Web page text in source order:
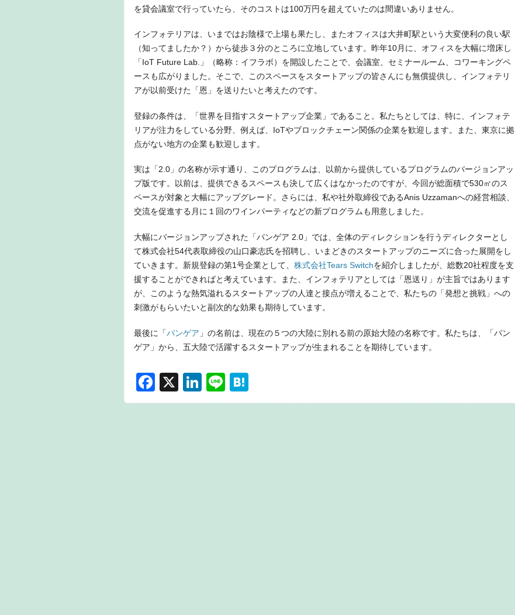
を貸会議室で行っていたら、そのコストは100万円を超えていたのは間違いありません。
インフォテリアは、いまではお陰様で上場も果たし、またオフィスは大井町駅という大変便利の良い駅
（知ってましたか？）から徒歩３分のところに立地しています。昨年10月に、オフィスを大幅に増床し
「IoT Future Lab.」（略称：イフラボ）を開設したことで、会議室、セミナールーム、コワーキングペ
ースも広がりました。そこで、このスペースをスタートアップの皆さんにも無償提供し、インフォテリ
アが以前受けた「恩」を送りたいと考えたのです。
登録の条件は、「世界を目指すスタートアップ企業」であること。私たちとしては、特に、インフォテ
リアが注力をしている分野、例えば、IoTやブロックチェーン関係の企業を歓迎します。また、東京に拠
点がない地方の企業も歓迎します。
実は「2.0」の名称が示す通り、このプログラムは、以前から提供しているプログラムのバージョンアッ
プ版です。以前は、提供できるスペースも決して広くはなかったのですが、今回が総面積で530㎡のス
ペースが対象と大幅にアップグレード。さらには、私や社外取締役であるAnis Uzzamanへの経営相談、
交流を促進する月に１回のワインパーティなどの新プログラムも用意しました。
大幅にバージョンアップされた「パンゲア 2.0」では、全体のディレクションを行うディレクターとし
て株式会社54代表取締役の山口豪志氏を招聘し、いまどきのスタートアップのニーズに合った展開をし
ていきます。新規登録の第1号企業として、 株式会社Tears Switchを紹介しましたが、総数20社程度を支
援することができればと考えています。また、インフォテリアとしては「恩送り」が主旨ではあります
が、このような熱気溢れるスタートアップの人達と接点が増えることで、私たちの「発想と挑戦」への
刺激がもらいたいと副次的な効果も期待しています。
最後に「パンゲア 」の名前は、現在の５つの大陸に別れる前の原始大陸の名称です。私たちは、「パン
ゲア」から、五大陸で活躍するスタートアップが生まれることを期待しています。
F
a
X
Li
n
Li
n
at